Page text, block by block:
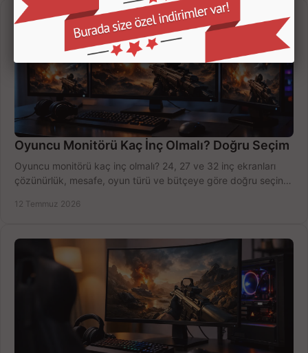
Oyuncu Monitörü Kaç İnç Olmalı? Doğru Seçim
Oyuncu monitörü kaç inç olmalı? 24, 27 ve 32 inç ekranları
çözünürlük, mesafe, oyun türü ve bütçeye göre doğru seçin,
12 Temmuz 2026